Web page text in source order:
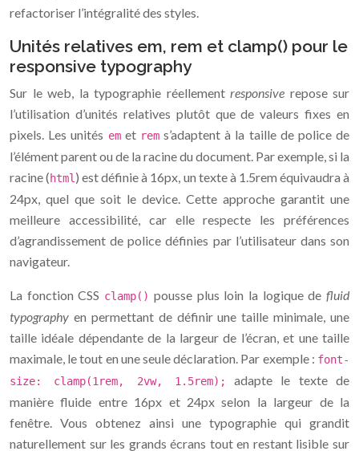
refactoriser l’intégralité des styles.
Unités relatives em, rem et clamp() pour le
responsive typography
Sur le web, la typographie réellement responsive repose sur
l’utilisation d’unités relatives plutôt que de valeurs fixes en
pixels. Les unités emet rems’adaptent à la taille de police de
l’élément parent ou de la racine du document. Par exemple, si la
racine (html ) est définie à 16px, un texte à 1.5rem équivaudra à
24px, quel que soit le device. Cette approche garantit une
meilleure accessibilité, car elle respecte les préférences
d’agrandissement de police définies par l’utilisateur dans son
navigateur.
La fonction CSS clamp() pousse plus loin la logique defluid
typography en permettant de définir une taille minimale, une
taille idéale dépendante de la largeur de l’écran, et une taille
maximale, le tout en une seule déclaration. Par exemple : font-
size: clamp(1rem, 2vw, 1.5rem);
adapte le texte de
manière fluide entre 16px et 24px selon la largeur de la
fenêtre. Vous obtenez ainsi une typographie qui grandit
naturellement sur les grands écrans tout en restant lisible sur